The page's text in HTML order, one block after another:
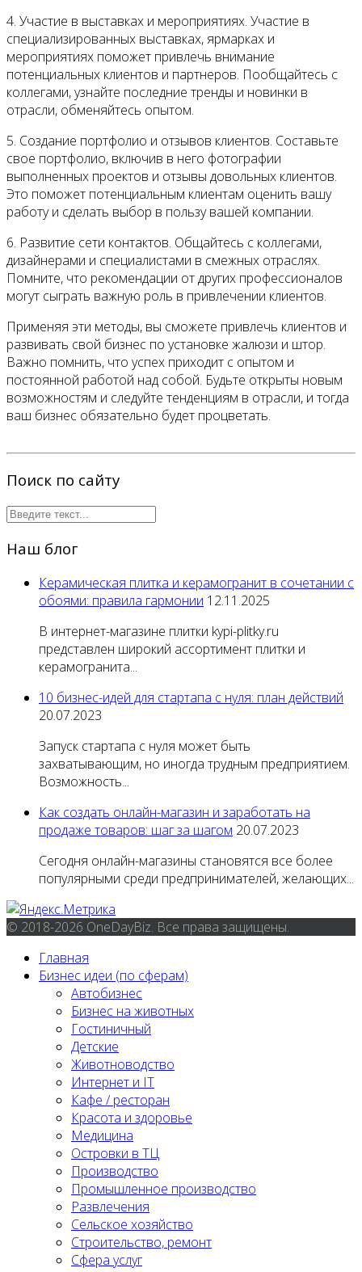
4. Участие в выставках и мероприятиях. Участие в
специализированных выставках, ярмарках и
мероприятиях поможет привлечь внимание
потенциальных клиентов и партнеров. Пообщайтесь с
коллегами, узнайте последние тренды и новинки в
отрасли, обменяйтесь опытом.
5. Создание портфолио и отзывов клиентов. Составьте
свое портфолио, включив в него фотографии
выполненных проектов и отзывы довольных клиентов.
Это поможет потенциальным клиентам оценить вашу
работу и сделать выбор в пользу вашей компании.
6. Развитие сети контактов. Общайтесь с коллегами,
дизайнерами и специалистами в смежных отраслях.
Помните, что рекомендации от других профессионалов
могут сыграть важную роль в привлечении клиентов.
Применяя эти методы, вы сможете привлечь клиентов и
развивать свой бизнес по установке жалюзи и штор.
Важно помнить, что успех приходит с опытом и
постоянной работой над собой. Будьте открыты новым
возможностям и следуйте тенденциям в отрасли, и тогда
ваш бизнес обязательно будет процветать.
Поиск по сайту
Наш блог
Керамическая плитка и керамогранит в сочетании с
обоями: правила гармонии 12.11.2025
В интернет-магазине плитки kypi-plitky.ru
представлен широкий ассортимент плитки и
керамогранита...
10 бизнес-идей для стартапа с нуля: план действий
20.07.2023
Запуск стартапа с нуля может быть
захватывающим, но иногда трудным предприятием.
Возможность...
Как создать онлайн-магазин и заработать на
продаже товаров: шаг за шагом 20.07.2023
Сегодня онлайн-магазины становятся все более
популярными среди предпринимателей, желающих...
© 2018-2026 OneDayBiz. Все права защищены.
Главная
Бизнес идеи (по сферам)
Автобизнес
Бизнес на животных
Гостиничный
Детские
Животноводство
Интернет и IT
Кафе / ресторан
Красота и здоровье
Медицина
Островки в ТЦ
Производство
Промышленное производство
Развлечения
Сельское хозяйство
Строительство, ремонт
Сфера услуг